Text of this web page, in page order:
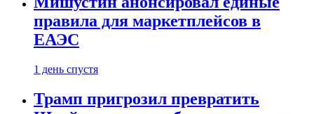
правила для маркетплейсов в
ЕАЭС
1 день спустя
Трамп пригрозил превратить